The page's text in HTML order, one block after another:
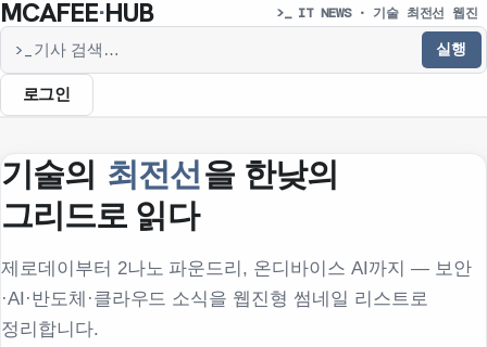
MCAFEE·HUB >_ IT NEWS · 기술 최전선 웹진
>_
기사 검색
실행
로그인
기술의 최전선을 한낮의
그리드로 읽다
제로데이부터 2나노 파운드리, 온디바이스 AI까지 — 보안
·AI·반도체·클라우드 소식을 웹진형 썸네일 리스트로
정리합니다.